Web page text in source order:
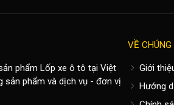
phẩm Lốp xe ô tô tại Việt
sản phẩm và dịch vụ - đơn vị
VỀ CHÚNG
Giới
Hướng